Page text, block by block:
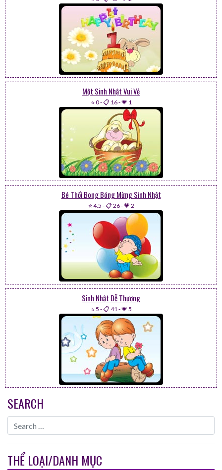
Một Sinh Nhật Vui Vẻ
⭐ 0-📋 16-💗 1
Bé Thổi Bong Bóng Mừng Sinh Nhật
⭐ 4.5 -📋 26-💗 2
Sinh Nhật Dễ Thương
⭐ 5 -📋 41-💗 5
SEARCH
THỂ LOẠI/DANH MỤC